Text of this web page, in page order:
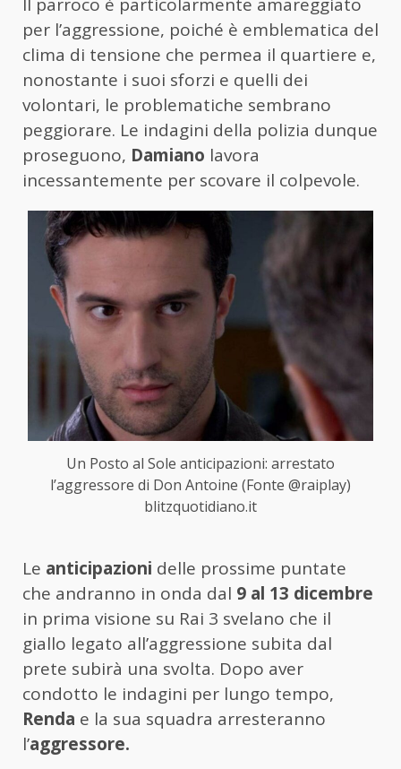
per l’aggressione, poiché è emblematica del
clima di tensione che permea il quartiere e,
nonostante i suoi sforzi e quelli dei
volontari, le problematiche sembrano
peggiorare. Le indagini della polizia dunque
proseguono, Damiano lavora
incessantemente per scovare il colpevole.
Un Posto al Sole anticipazioni: arrestato
l’aggressore di Don Antoine (Fonte @raiplay)
blitzquotidiano.it
Le anticipazioni delle prossime puntate
che andranno in onda dal 9 al 13 dicembre
in prima visione su Rai 3 svelano che il
giallo legato all’aggressione subita dal
prete subirà una svolta. Dopo aver
condotto le indagini per lungo tempo,
Renda e la sua squadra arresteranno
l’aggressore.